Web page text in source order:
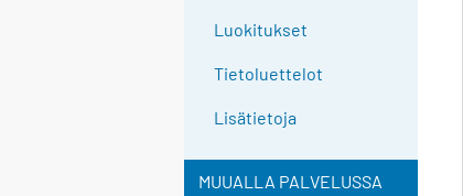
Luokitukset
Tietoluettelot
Lisätietoja
MUUALLA PALVELUSSA